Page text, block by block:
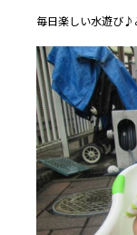
毎日楽しい水遊び♪